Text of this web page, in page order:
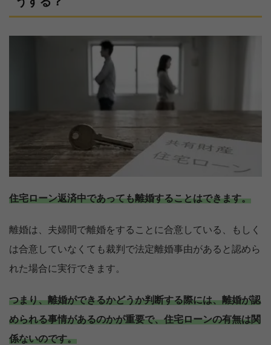
住宅ローン返済中であっても離婚することはできます。
離婚は、夫婦間で離婚をすることに合意している、もしく
は合意していなくても裁判で法定離婚事由があると認めら
れた場合に実行できます。
つまり、離婚ができるかどうか判断する際には、離婚が認
められる事情があるのかが重要で、住宅ローンの有無は関
係ないのです。